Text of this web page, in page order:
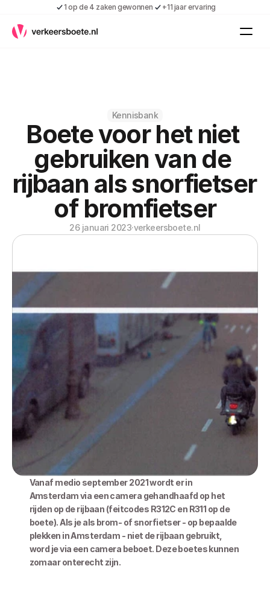
1 op de 4 zaken gewonnen +11 jaar ervaring
Kennis
Contact
Shop
Over ons
Kennisbank
Boete voor het niet
gebruiken van de
rijbaan als snorfietser
of bromfietser
26 januari 2023·verkeersboete.nl
Vanaf medio september 2021 wordt er in
Amsterdam via een camera gehandhaafd op het
rijden op de rijbaan (feitcodes R312C en R311 op de
boete). Als je als brom- of snorfietser - op bepaalde
plekken in Amsterdam - niet de rijbaan gebruikt,
word je via een camera beboet. Deze boetes kunnen
zomaar onterecht zijn.